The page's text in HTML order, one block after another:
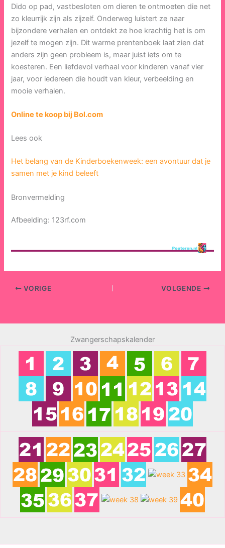
Dido op pad, vastbesloten om dieren te ontmoeten die net
zo kleurrijk zijn als zijzelf. Onderweg luistert ze naar
bijzondere verhalen en ontdekt ze hoe krachtig het is om
jezelf te mogen zijn. Dit warme prentenboek laat zien dat
anders zijn geen probleem is, maar juist iets om te
koesteren. Een liefdevol verhaal voor kinderen vanaf vier
jaar, voor iedereen die houdt van kleur, verbeelding en
mooie verhalen.
Online te koop bij Bol.com
Lees ook
Het belang van de Kinderboekenweek: een avontuur dat je
samen met je kind beleeft
Bronvermelding
Afbeelding: 123rf.com
VORIGE VOLGENDE
Zwangerschapskalender